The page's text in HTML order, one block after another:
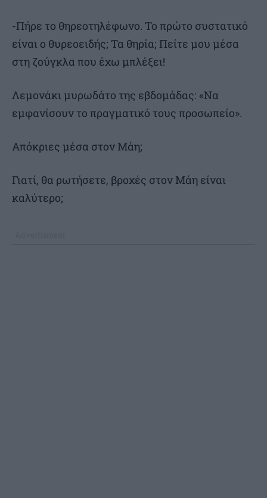
-Πήρε το θηρεοτηλέφωνο. Το πρώτο συστατικό
είναι ο θυρεοειδής; Τα θηρία; Πείτε μου μέσα
στη ζούγκλα που έχω μπλέξει!
Λεμονάκι μυρωδάτο της εβδομάδας: «Να
εμφανίσουν το πραγματικό τους προσωπείο».
Απόκριες μέσα στον Μάη;
Γιατί, θα ρωτήσετε, βροχές στον Μάη είναι
καλύτερο;